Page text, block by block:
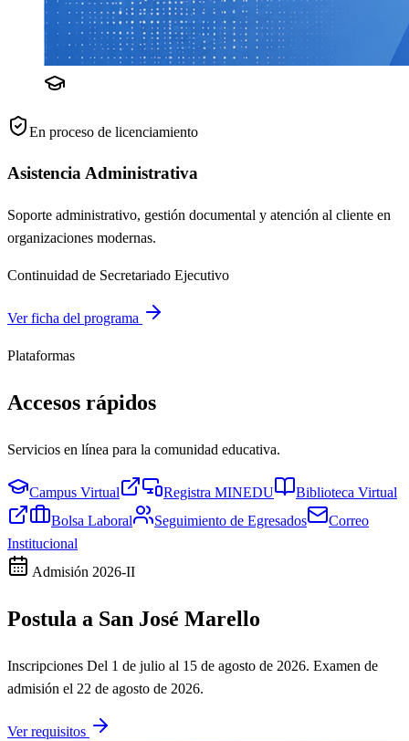
En proceso de licenciamiento
Asistencia Administrativa
Soporte administrativo, gestión documental y atención al cliente en
organizaciones modernas.
Continuidad de Secretariado Ejecutivo
Ver ficha del programa
Plataformas
Accesos rápidos
Servicios en línea para la comunidad educativa.
Campus Virtual Registra MINEDU
Biblioteca Virtual
Bolsa Laboral
Seguimiento de Egresados
Correo
Institucional
Admisión 2026-II
Postula a San José Marello
Inscripciones Del 1 de julio al 15 de agosto de 2026. Examen de
admisión el 22 de agosto de 2026.
Ver requisitos